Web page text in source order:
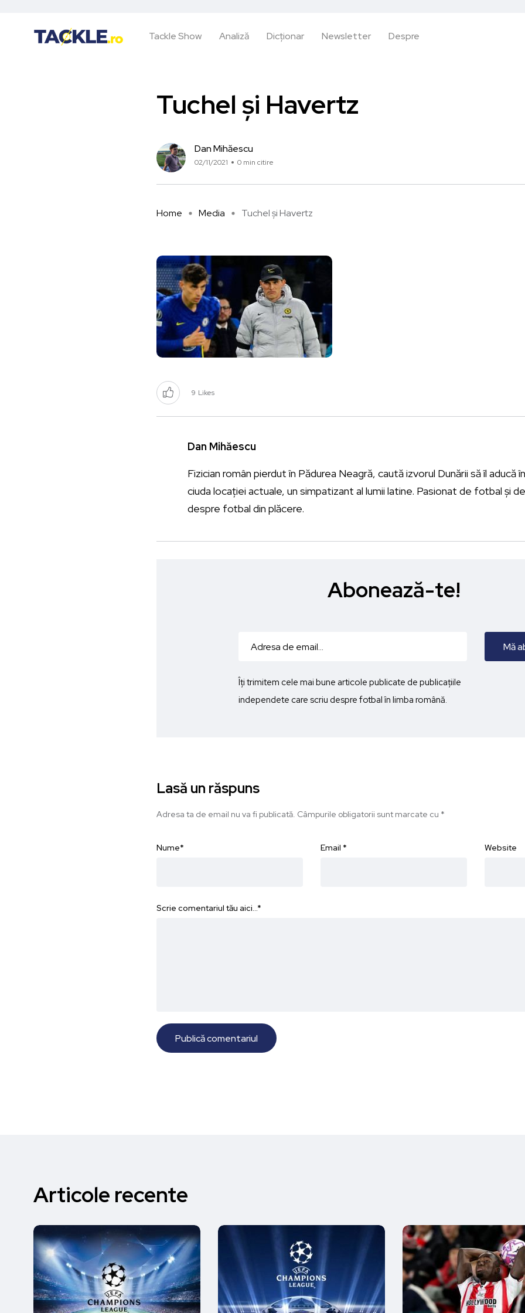
Tackle Show Analiză Dicționar Newsletter Despre
Tuchel și Havertz
Dan Mihăescu
02/11/2021 0 min citire
Home Media Tuchel și Havertz
9 Likes
Dan Mihăescu
Fizician român pierdut în Pădurea Neagră, caută izvorul Dunării să îl aducă
ciuda locației actuale, un simpatizant al lumii latine. Pasionat de fotbal și
despre fotbal din plăcere.
Abonează-te!
Îți trimitem cele mai bune articole publicate de publicațiile
independete care scriu despre fotbal în limba română.
Lasă un răspuns
Adresa ta de email nu va fi publicată. Câmpurile obligatorii sunt marcate cu *
Nume* Email * Website
Scrie comentariul tău aici...*
Articole recente